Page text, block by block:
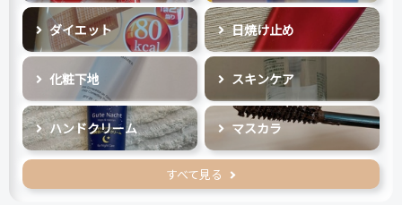
ダイエット 日焼け止め
化粧下地 スキンケア
ハンドクリーム マスカラ
すべて見る